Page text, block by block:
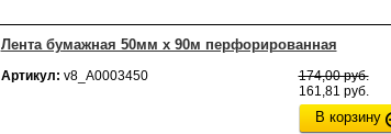
Лента бумажная 50мм х 90м перфорированная
Артикул: v8_А0003450
174,00 руб.
161,81 руб.
В корзину